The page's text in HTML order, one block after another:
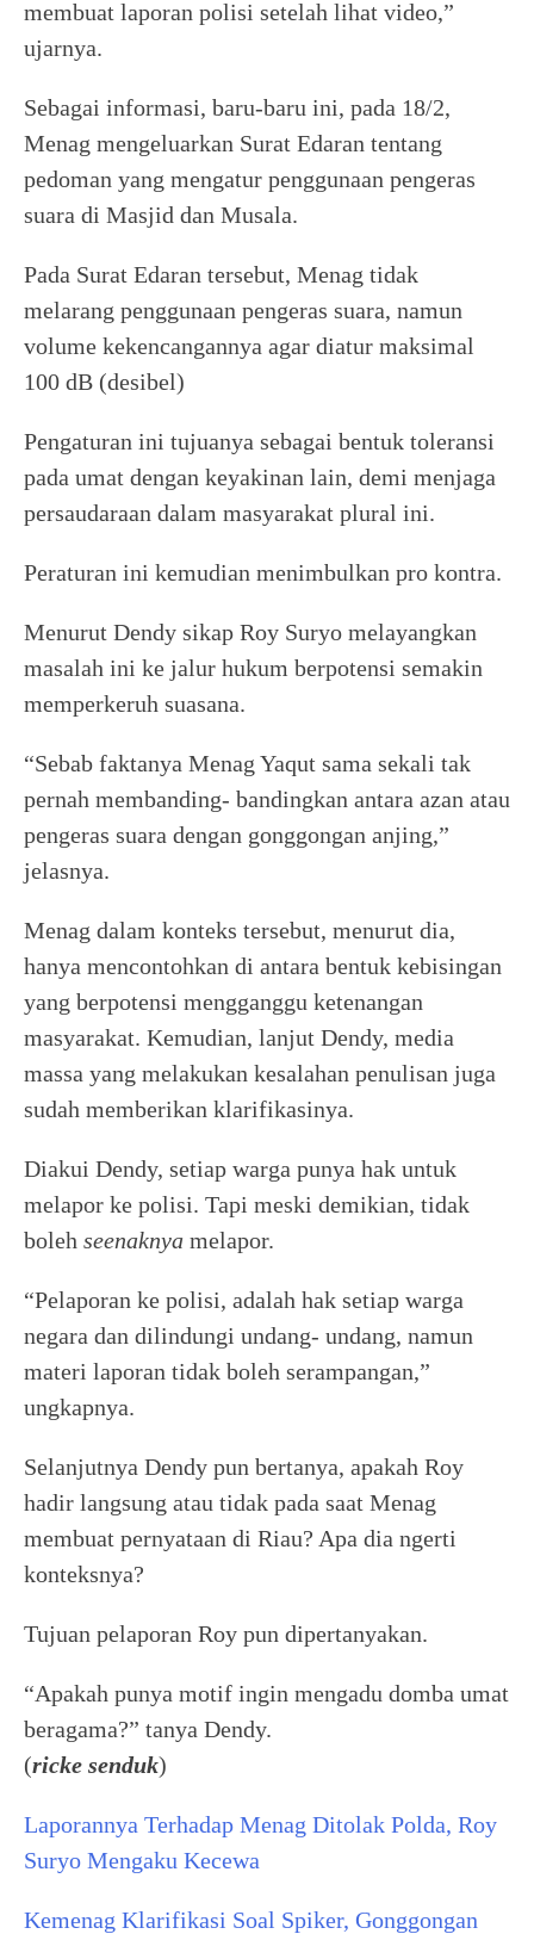
membuat laporan polisi setelah lihat video,”
ujarnya.
Sebagai informasi, baru-baru ini, pada 18/2,
Menag mengeluarkan Surat Edaran tentang
pedoman yang mengatur penggunaan pengeras
suara di Masjid dan Musala.
Pada Surat Edaran tersebut, Menag tidak
melarang penggunaan pengeras suara, namun
volume kekencangannya agar diatur maksimal
100 dB (desibel)
Pengaturan ini tujuanya sebagai bentuk toleransi
pada umat dengan keyakinan lain, demi menjaga
persaudaraan dalam masyarakat plural ini.
Peraturan ini kemudian menimbulkan pro kontra.
Menurut Dendy sikap Roy Suryo melayangkan
masalah ini ke jalur hukum berpotensi semakin
memperkeruh suasana.
“Sebab faktanya Menag Yaqut sama sekali tak
pernah membanding- bandingkan antara azan atau
pengeras suara dengan gonggongan anjing,”
jelasnya.
Menag dalam konteks tersebut, menurut dia,
hanya mencontohkan di antara bentuk kebisingan
yang berpotensi mengganggu ketenangan
masyarakat. Kemudian, lanjut Dendy, media
massa yang melakukan kesalahan penulisan juga
sudah memberikan klarifikasinya.
Diakui Dendy, setiap warga punya hak untuk
melapor ke polisi. Tapi meski demikian, tidak
boleh seenaknya melapor.
“Pelaporan ke polisi, adalah hak setiap warga
negara dan dilindungi undang- undang, namun
materi laporan tidak boleh serampangan,”
ungkapnya.
Selanjutnya Dendy pun bertanya, apakah Roy
hadir langsung atau tidak pada saat Menag
membuat pernyataan di Riau? Apa dia ngerti
konteksnya?
Tujuan pelaporan Roy pun dipertanyakan.
“Apakah punya motif ingin mengadu domba umat
beragama?” tanya Dendy.
(ricke senduk)
Laporannya Terhadap Menag Ditolak Polda, Roy
Suryo Mengaku Kecewa
Kemenag Klarifikasi Soal Spiker, Gonggongan